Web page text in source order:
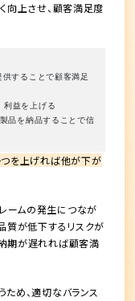
向上させ、顧客満足度
することで顧客満足
利益を上げる
品を納品することで信
を上げれば他が下が
ームの発生につなが
質が低下するリスクが
期が遅れれば顧客満
め、適切なバランス